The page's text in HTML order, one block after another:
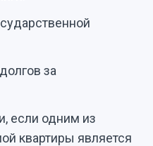
за
если одним из
квартиры является